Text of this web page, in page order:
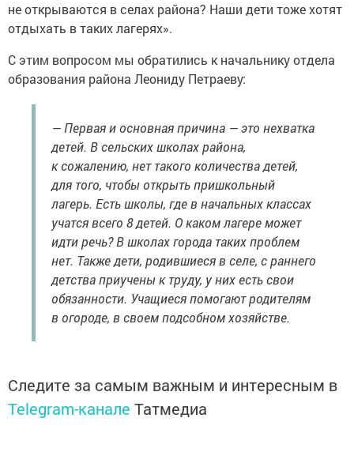
не открываются в селах района? Наши дети тоже хотят
отдыхать в таких лагерях».
С этим вопросом мы обратились к начальнику отдела
образования района Леониду Петраеву:
— Первая и основная причина — это нехватка
детей. В сельских школах района,
к сожалению, нет такого количества детей,
для того, чтобы открыть пришкольный
лагерь. Есть школы, где в начальных классах
учатся всего 8 детей. О каком лагере может
идти речь? В школах города таких проблем
нет. Также дети, родившиеся в селе, с раннего
детства приучены к труду, у них есть свои
обязанности. Учащиеся помогают родителям
в огороде, в своем подсобном хозяйстве.
Следите за самым важным и интересным в
Telegram-канале Татмедиа